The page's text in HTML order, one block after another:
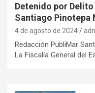
Detenido por
Santiago Pinotepa
4 de agosto de 2024
Redacción PubliMar
La Fiscalía General del